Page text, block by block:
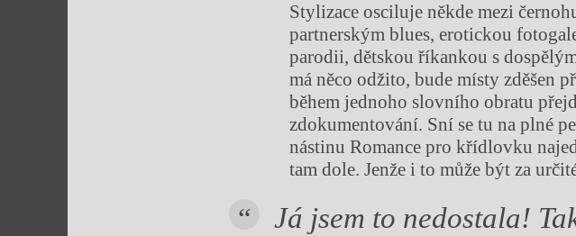
Stylizace osciluje někde mezi
partnerským blues, erotickou
parodii, dětskou říkankou s
má něco odžito, bude místy zděšen
během jednoho slovního obratu
zdokumentování. Sní se tu na plné
nástinu Romance pro křídlovku
tam dole. Jenže i to může být za
Já jsem to nedostala!